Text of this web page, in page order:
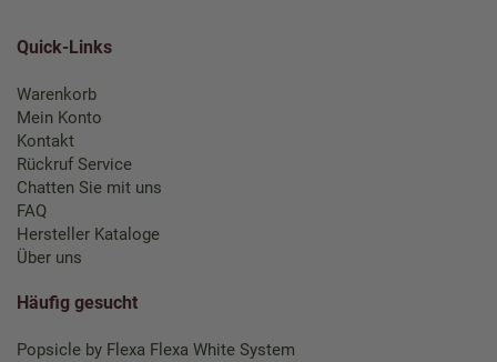
Quick-Links
Warenkorb
Mein Konto
Kontakt
Rückruf Service
Chatten Sie mit uns
FAQ
Hersteller Kataloge
Über uns
Häufig gesucht
Popsicle by Flexa Flexa White System